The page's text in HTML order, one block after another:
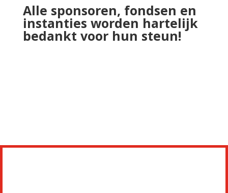
Alle sponsoren, fondsen en
instanties worden hartelijk
bedankt voor hun steun!